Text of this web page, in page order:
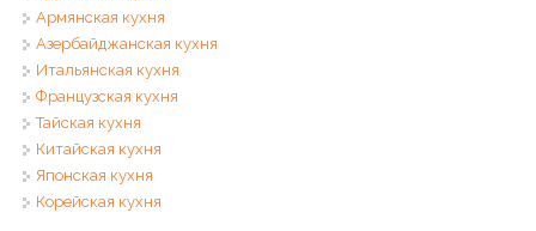
Армянская кухня
Азербайджанская кухня
Итальянская кухня
Французская кухня
Тайская кухня
Китайская кухня
Японская кухня
Корейская кухня